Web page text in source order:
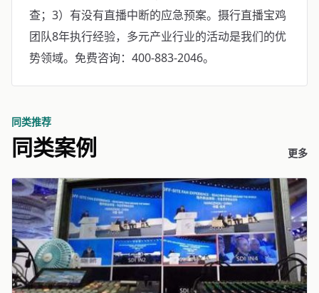
查；3）有没有直播中断的应急预案。摄行直播宝鸡
团队8年执行经验，多元产业行业的活动是我们的优
势领域。免费咨询：400-883-2046。
同类推荐
同类案例 更多